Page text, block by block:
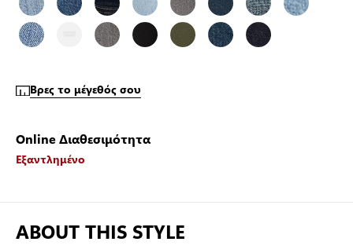
Βρες το μέγεθός σου
Online Διαθεσιμότητα
Εξαντλημένο
ABOUT THIS STYLE